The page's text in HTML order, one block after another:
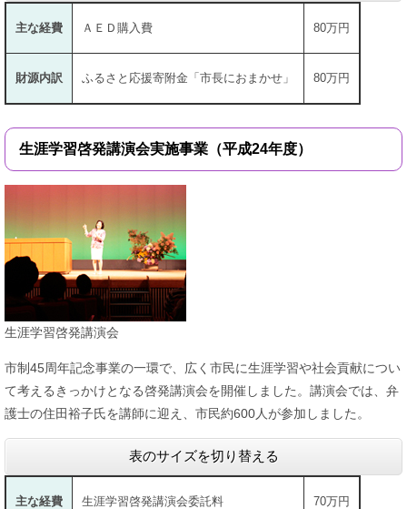
主な経費 ＡＥＤ購入費 80万円
財源内訳 ふるさと応援寄附金「市長におまかせ」 80万円
生涯学習啓発講演会実施事業（平成24年度）
生涯学習啓発講演会
市制45周年記念事業の一環で、広く市民に生涯学習や社会貢献につい
て考えるきっかけとなる啓発講演会を開催しました。講演会では、弁
護士の住田裕子氏を講師に迎え、市民約600人が参加しました。
表のサイズを切り替える
主な経費 生涯学習啓発講演会委託料 70万円